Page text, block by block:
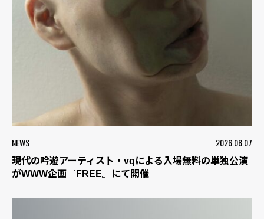
NEWS 2026.08.07
現代の吟遊アーティスト・vqによる入場無料の単独公演
がWWW企画『FREE』にて開催